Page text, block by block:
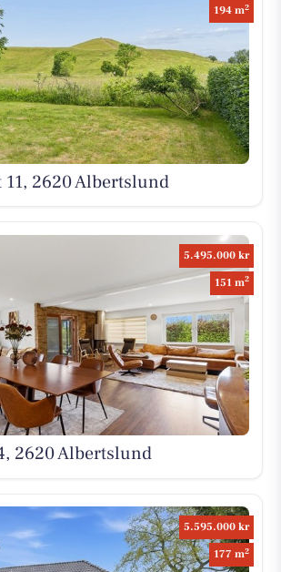
194 m2
11, 2620 Albertslund
5.495.000 kr
151 m2
2620 Albertslund
5.595.000 kr
177 m2